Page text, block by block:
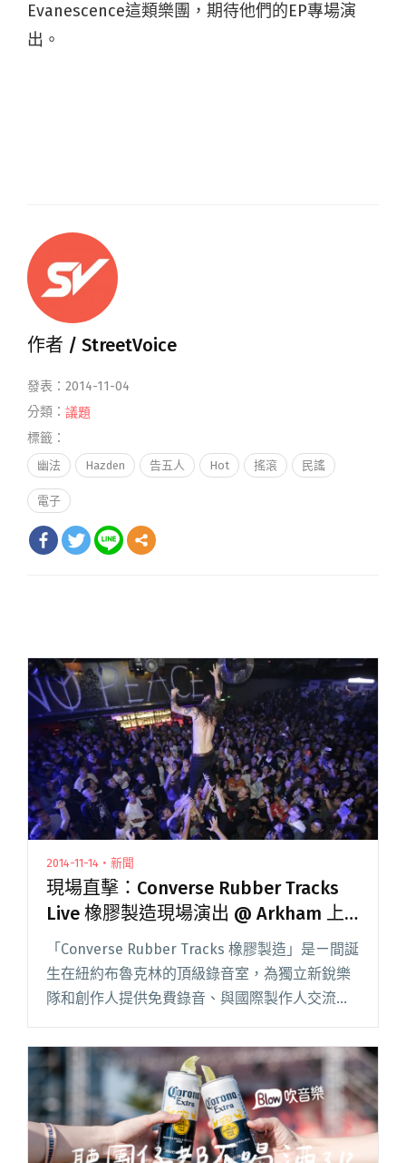
Evanescence這類樂團，期待他們的EP專場演
出。
作者 / StreetVoice
發表：2014-11-04
分類： 議題
標籤：
幽法 Hazden 告五人 Hot 搖滾 民謠
電子
2014-11-14・新聞
現場直擊：Converse Rubber Tracks
Live 橡膠製造現場演出 @ Arkham 上
海
「Converse Rubber Tracks 橡膠製造」是ㄧ間誕
生在紐約布魯克林的頂級錄音室，為獨立新銳樂
隊和創作人提供免費錄音、與國際製作人交流機
會。自 2011 年成立以來，透過期間限定的 Pop-
up Studio 形式推廣至世界各閱讀全文 "現場直
擊：Converse Rubber Tracks Live 橡膠製造現場
演出 @ Arkham 上海"